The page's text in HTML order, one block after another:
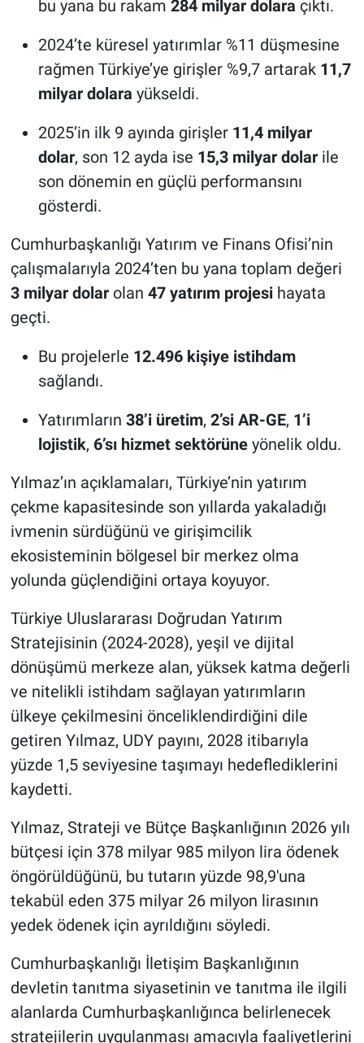
bu yana bu rakam 284 milyar dolara çıktı.
2024’te küresel yatırımlar %11 düşmesine
rağmen Türkiye’ye girişler %9,7 artarak 11,7
milyar dolara yükseldi.
2025’in ilk 9 ayında girişler 11,4 milyar
dolar, son 12 ayda ise 15,3 milyar dolarile
son dönemin en güçlü performansını
gösterdi.
Cumhurbaşkanlığı Yatırım ve Finans Ofisi’nin
çalışmalarıyla 2024’ten bu yana toplam değeri
3 milyar dolarolan 47 yatırım projesihayata
geçti.
Bu projelerle 12.496 kişiye istihdam
sağlandı.
Yatırımların 38’i üretim, 2’si AR-GE, 1’i
lojistik, 6’sı hizmet sektörüneyönelik oldu.
Yılmaz’ın açıklamaları, Türkiye’nin yatırım
çekme kapasitesinde son yıllarda yakaladığı
ivmenin sürdüğünü ve girişimcilik
ekosisteminin bölgesel bir merkez olma
yolunda güçlendiğini ortaya koyuyor.
Türkiye Uluslararası Doğrudan Yatırım
Stratejisinin (2024-2028), yeşil ve dijital
dönüşümü merkeze alan, yüksek katma değerli
ve nitelikli istihdam sağlayan yatırımların
ülkeye çekilmesini önceliklendirdiğini dile
getiren Yılmaz, UDY payını, 2028 itibarıyla
yüzde 1,5 seviyesine taşımayı hedeflediklerini
kaydetti.
Yılmaz, Strateji ve Bütçe Başkanlığının 2026 yılı
bütçesi için 378 milyar 985 milyon lira ödenek
öngörüldüğünü, bu tutarın yüzde 98,9'una
tekabül eden 375 milyar 26 milyon lirasının
yedek ödenek için ayrıldığını söyledi.
Cumhurbaşkanlığı İletişim Başkanlığının
devletin tanıtma siyasetinin ve tanıtma ile ilgili
alanlarda Cumhurbaşkanlığınca belirlenecek
stratejilerin uygulanması amacıyla faaliyetlerini